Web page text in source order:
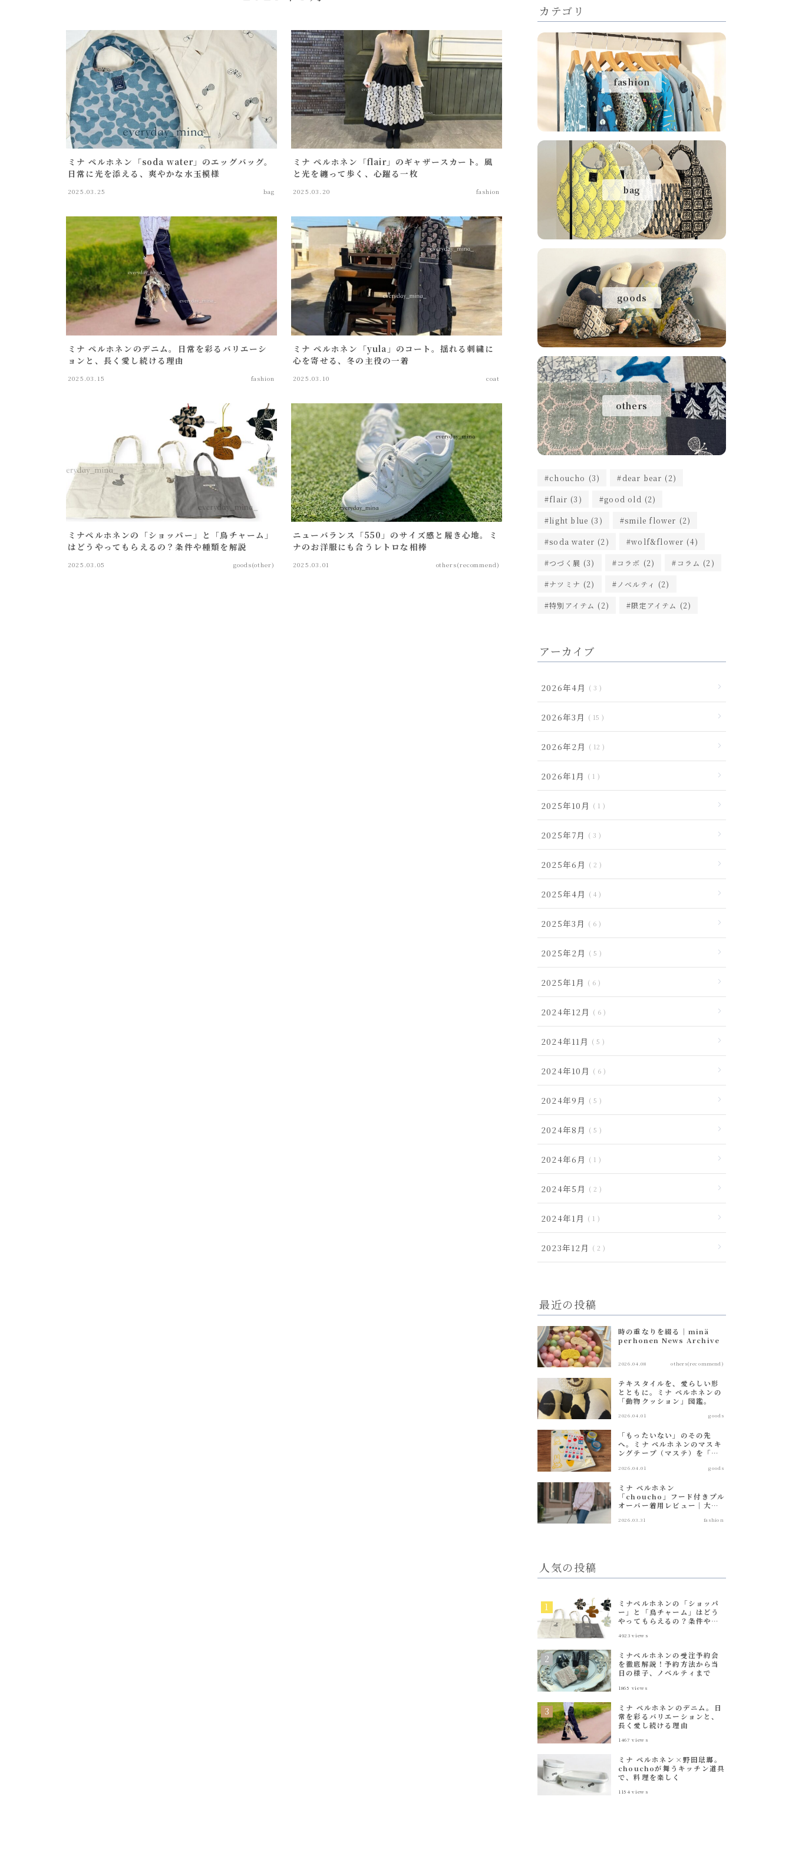
egg bag
ショルダーバッグ
toast bag
mini bag
goods
動物クッション
table ware
others(goods)
others(recommend)
all
ミナ ペルホネン「soda water」のエッグバッグ。
日常に光を添える、爽やかな水玉模様
2025.03.25 bag
ミナ ペルホネン「flair」のギャザースカート。風
と光を纏って歩く、心躍る一枚
2025.03.20 fashion
ミナ ペルホネンのデニム。日常を彩るバリエーシ
ョンと、長く愛し続ける理由
2025.03.15 fashion
ミナ ペルホネン「yula」のコート。揺れる刺繍に
心を寄せる、冬の主役の一着
2025.03.10 coat
ミナペルホネンの「ショッパー」と「鳥チャーム」
はどうやってもらえるの？条件や種類を解説
2025.03.05 goods(other)
ニューバランス「550」のサイズ感と履き心地。ミ
ナのお洋服にも合うレトロな相棒
2025.03.01 others(recommend)
カテゴリ
fashion
bag
goods
others
choucho (3) dear bear (2)
flair (3) good old (2)
light blue (3) smile flower (2)
soda water (2) wolf&flower (4)
つづく展 (3) コラボ (2) コラム (2)
ナツミナ (2) ノベルティ (2)
特別アイテム (2) 限定アイテム (2)
アーカイブ
2026年4月 3
2026年3月 15
2026年2月 12
2026年1月 1
2025年10月 1
2025年7月 3
2025年6月 2
2025年4月 4
2025年3月 6
2025年2月 5
2025年1月 6
2024年12月 6
2024年11月 5
2024年10月 6
2024年9月 5
2024年8月 5
2024年6月 1
2024年5月 2
2024年1月 1
2023年12月 2
最近の投稿
時の重なりを綴る｜minä
perhonen News Archive
2026.04.08 others(recommend)
テキスタイルを、愛らしい形
とともに。ミナ ペルホネンの
「動物クッション」図鑑。
2026.04.01 goods
「もったいない」のその先
へ。ミナ ペルホネンのマスキ
ングテープ（マステ）を「大
法。
2026.04.01 goods
ミナ ペルホネン
「choucho」フード付きプル
オーバー着用レビュー｜大人
魅力
2026.03.31 fashion
人気の投稿
ミナペルホネンの「ショッパ
ー」と「鳥チャーム」はどう
やってもらえるの？条件や種
4923 views
ミナペルホネンの受注予約会
を徹底解説！予約方法から当
日の様子、ノベルティまで
1865 views
ミナ ペルホネンのデニム。日
常を彩るバリエーションと、
長く愛し続ける理由
1467 views
ミナ ペルホネン×野田琺瑯。
chouchoが舞うキッチン道具
で、料理を楽しく
1154 views